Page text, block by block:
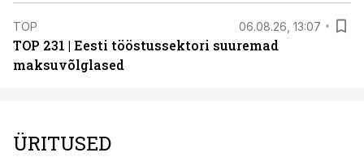
TOP 06.08.26, 13:07
TOP 231 | Eesti tööstussektori suuremad
maksuvõlglased
ÜRITUSED